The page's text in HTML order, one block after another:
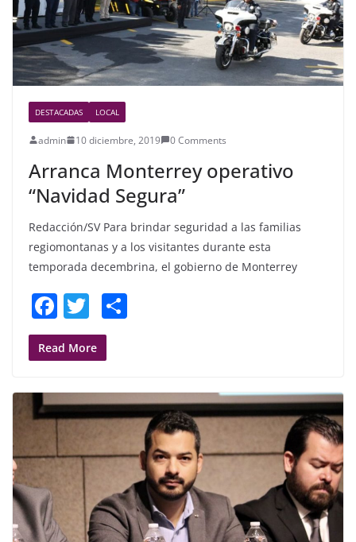
DESTACADAS LOCAL
admin 10 diciembre, 2019 0 Comments
Arranca Monterrey operativo
“Navidad Segura”
Redacción/SV Para brindar seguridad a las familias
regiomontanas y a los visitantes durante esta
temporada decembrina, el gobierno de Monterrey
F
a
c
b
o
o
k
T
w
itt
Read More